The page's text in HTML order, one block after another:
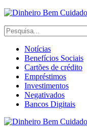
Notícias
Benefícios Sociais
Cartões de crédito
Empréstimos
Investimentos
Negativados
Bancos Digitais